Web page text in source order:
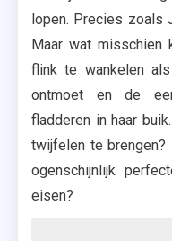
lopen. Precies zoals
Maar wat misschien
flink te wankelen
ontmoet en de
fladderen in haar
twijfelen te
ogenschijnlijk
eisen?